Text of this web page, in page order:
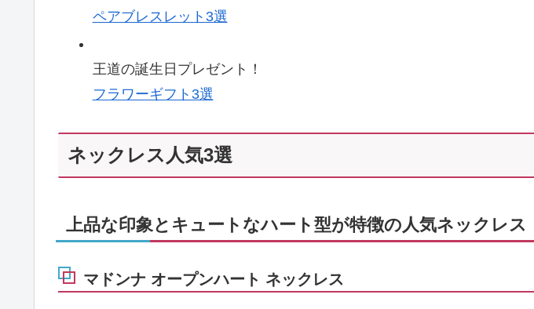
ペアブレスレット3選
王道の誕生日プレゼント！
フラワーギフト3選
ネックレス人気3選
上品な印象とキュートなハート型が特徴の人気ネックレス
マドンナ オープンハート ネックレス